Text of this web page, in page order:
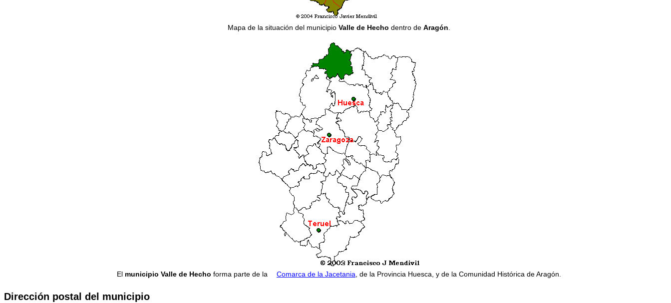
Mapa de la situación del municipio Valle de Hecho dentro de Aragón.
El municipio Valle de Hecho forma parte de la Comarca de la Jacetania, de la Provincia Huesca, y de la Comunidad Histórica de Aragón.
Dirección postal del municipio